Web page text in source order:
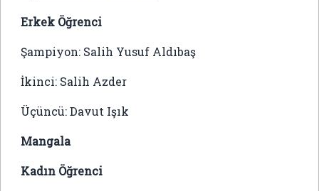
Erkek Öğrenci
Şampiyon: Salih Yusuf Aldıbaş
İkinci: Salih Azder
Üçüncü: Davut Işık
Mangala
Kadın Öğrenci